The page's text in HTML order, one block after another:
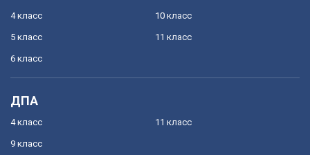
4 класс
5 класс
6 класс
10 класс
11 класс
ДПА
4 класс
9 класс
11 класс